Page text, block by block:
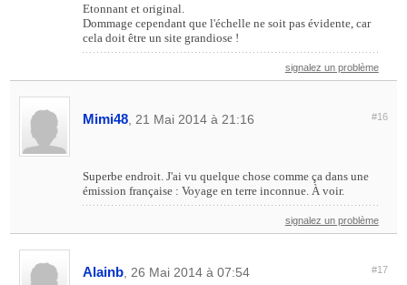
Etonnant et original.
Dommage cependant que l'échelle ne soit pas évidente, car
cela doit être un site grandiose !
signalez un problème
Mimi48 , 21 Mai 2014 à 21:16 #16
Superbe endroit. J'ai vu quelque chose comme ça dans une
émission française : Voyage en terre inconnue. À voir.
signalez un problème
Alainb , 26 Mai 2014 à 07:54 #17